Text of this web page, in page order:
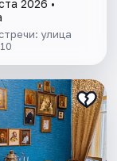
2026 •
улица